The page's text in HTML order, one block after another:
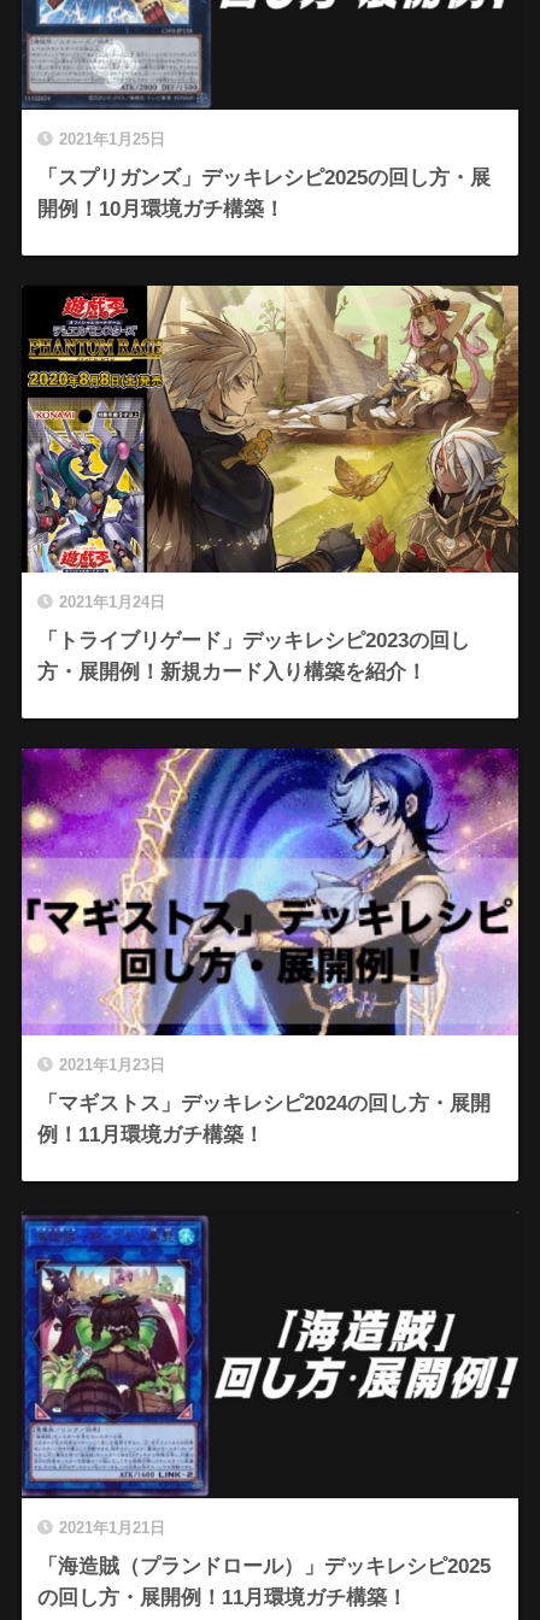
2021年1月25日
「スプリガンズ」デッキレシピ2025の回し方・展
開例！10月環境ガチ構築！
2021年1月24日
「トライブリゲード」デッキレシピ2023の回し
方・展開例！新規カード入り構築を紹介！
2021年1月23日
「マギストス」デッキレシピ2024の回し方・展開
例！11月環境ガチ構築！
2021年1月21日
「海造賊（プランドロール）」デッキレシピ2025
の回し方・展開例！11月環境ガチ構築！